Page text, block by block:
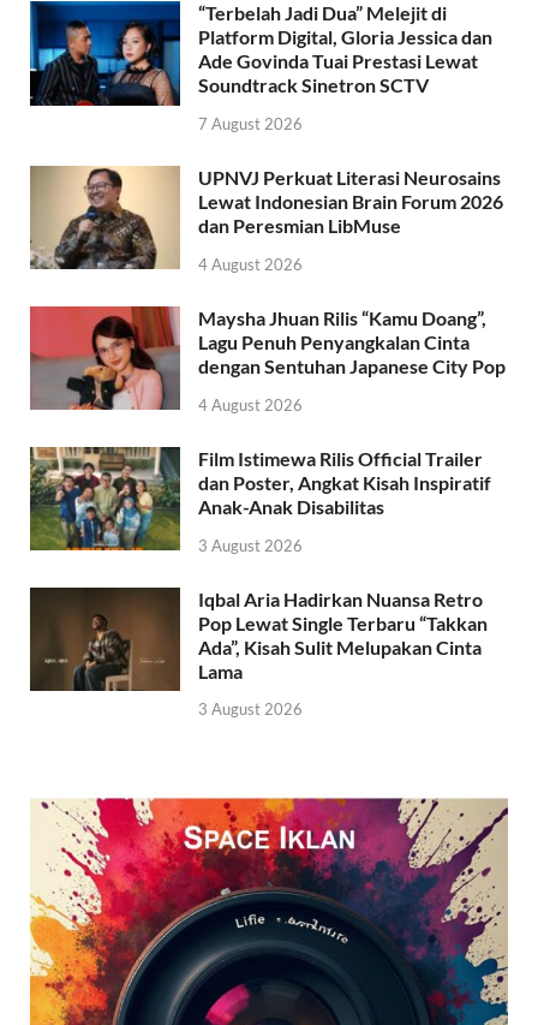
“Terbelah Jadi Dua” Melejit di
Platform Digital, Gloria Jessica dan
Ade Govinda Tuai Prestasi Lewat
Soundtrack Sinetron SCTV
7 August 2026
UPNVJ Perkuat Literasi Neurosains
Lewat Indonesian Brain Forum 2026
dan Peresmian LibMuse
4 August 2026
Maysha Jhuan Rilis “Kamu Doang”,
Lagu Penuh Penyangkalan Cinta
dengan Sentuhan Japanese City Pop
4 August 2026
Film Istimewa Rilis Official Trailer
dan Poster, Angkat Kisah Inspiratif
Anak-Anak Disabilitas
3 August 2026
Iqbal Aria Hadirkan Nuansa Retro
Pop Lewat Single Terbaru “Takkan
Ada”, Kisah Sulit Melupakan Cinta
Lama
3 August 2026